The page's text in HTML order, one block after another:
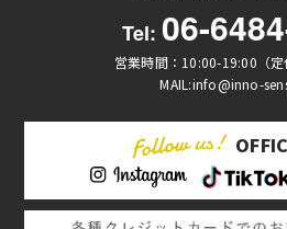
Tel: 06-
営業時間：10:00-19:00（定
MAIL:info@inno-